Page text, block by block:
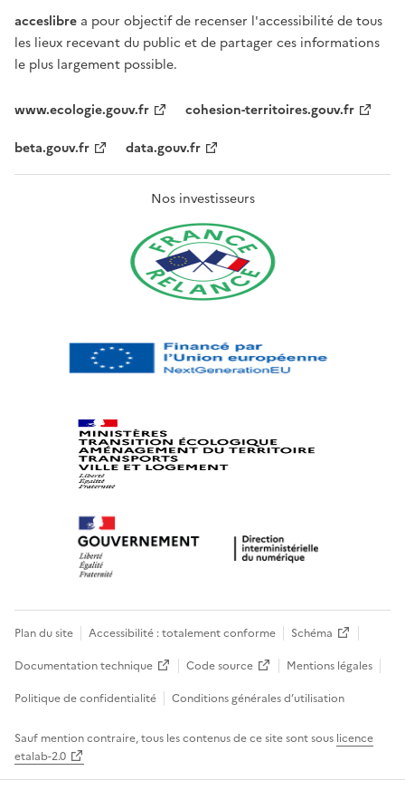
acceslibre a pour objectif de recenser l'accessibilité de tous
les lieux recevant du public et de partager ces informations
le plus largement possible.
www.ecologie.gouv.fr
cohesion-territoires.gouv.fr
beta.gouv.fr
data.gouv.fr
Nos investisseurs
Plan du site Accessibilité : totalement conforme
Schéma
Documentation technique
Code source
Mentions légales
Politique de confidentialité
Conditions générales d’utilisation
Sauf mention contraire, tous les contenus de ce site sont sous licence
etalab-2.0